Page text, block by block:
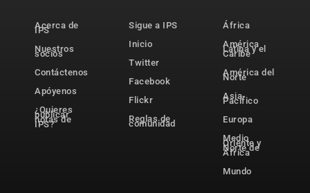
Acerca de
IPS
Nuestros
socios
Contáctenos
Apóyenos
¿Quieres
publicar
notas de
IPS?
Sigue a IPS
Inicio
Twitter
Facebook
Flickr
Reglas de
comunidad
África
América
Latina y el
Caribe
América del
Norte
Asia-
Pacífico
Europa
Medio
Oriente y
Norte de
África
Mundo